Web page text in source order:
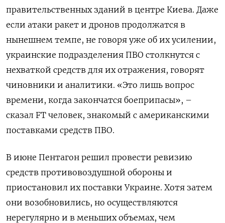
правительственных зданий в центре Киева. Даже
если атаки ракет и дронов продолжатся в
нынешнем темпе, не говоря уже об их усилении,
украинские подразделения ПВО столкнутся с
нехваткой средств для их отражения, говорят
чиновники и аналитики. «Это лишь вопрос
времени, когда закончатся боеприпасы», –
сказал FT человек, знакомый с американскими
поставками средств ПВО.
В июне Пентагон решил провести ревизию
средств противовоздушной обороны и
приостановил их поставки Украине. Хотя затем
они возобновились, но осуществляются
нерегулярно и в меньших объемах, чем